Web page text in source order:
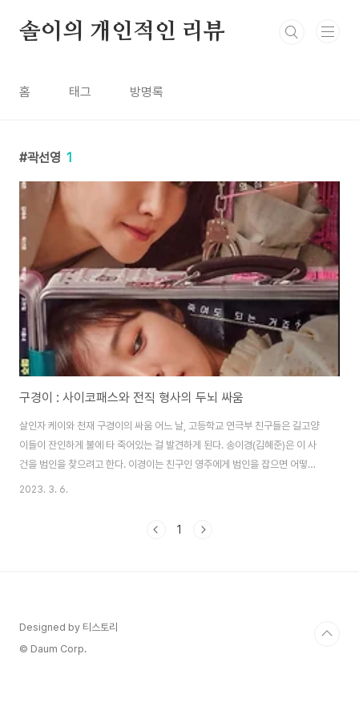
솔이의 개인적인 리뷰
홈 태그 방명록
곽선영 1
구경이 : 사이코패스와 전직 형사의 두뇌 싸움
살인자 케이와 천재 구경이의 싸움 어느 날, 고등학교 연극부 친구들은 길고양
이들이 잔인하게 불에 타 죽어있는 걸 발견하게 된다. 송이경(김혜준)은 이 사
건을 범인을 찾으려고 한다. 이경이는 친구인 영주에게 범인을 잡으면 어떻게
하고 싶냐고 물어본다. 영주는 고양이를 죽였으니 똑같이 죽일 거라고 말한다.
고는 고양이를 악독하게 해친 범인의 막걸리 통에 무언가를 넣는다. 그리고 고
2023. 3. 6.
1
Designed by 티스토리
© Daum Corp.